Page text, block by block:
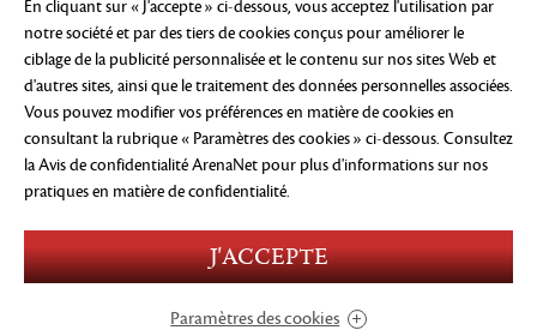
AVIS DE CONFIDENTIALITÉ MENTIONS LÉGALES
PAS VENDRE OU PARTAGER MES INFORMATIONS
PERSONNELLES
PRÉFÉRENCES COOKIE
©2026 ArenaNet, LLC. Tous droits réservés. Toutes
les marques déposées sont la propriété de leurs
propriétaires respectifs.
Language
Use of Alcohol
Violence
Users Interact
En cliquant sur « J'accepte » ci-dessous, vous acceptez l'utilisation par
notre société et par des tiers de cookies conçus pour améliorer le
ciblage de la publicité personnalisée et le contenu sur nos sites Web et
d'autres sites, ainsi que le traitement des données personnelles associées.
Vous pouvez modifier vos préférences en matière de cookies en
consultant la rubrique « Paramètres des cookies » ci-dessous. Consultez
la Avis de confidentialité ArenaNet pour plus d'informations sur nos
pratiques en matière de confidentialité.
J'ACCEPTE
Paramètres des cookies